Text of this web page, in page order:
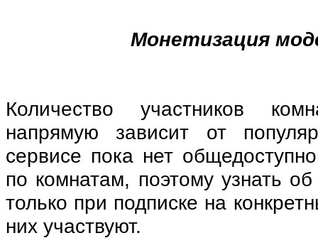
Монетизация
Количество участников
напрямую зависит от
сервисе пока нет
по комнатам, поэтому узнать
только при подписке на
них участвуют.